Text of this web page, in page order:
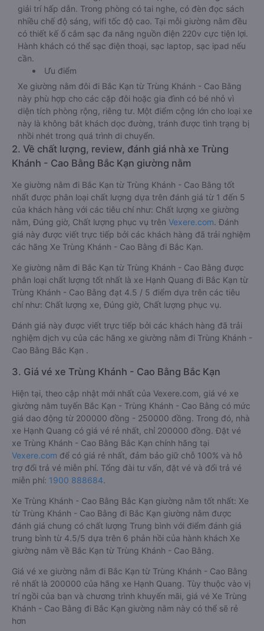
giải trí hấp dẫn. Trong phòng có tai nghe, có đèn đọc sách
nhiều chế độ sáng, wifi tốc độ cao. Tại mỗi giường nằm đều
có thiết kế ổ cắm sạc đa năng nguồn điện 220v cực tiện lợi.
Hành khách có thể sạc điện thoại, sạc laptop, sạc ipad nếu
cần.
Ưu điểm
Xe giường nằm đôi đi Bắc Kạn từ Trùng Khánh - Cao Bằng
này phù hợp cho các cặp đôi hoặc gia đình có bé nhỏ vì
diện tích phòng rộng, riêng tư. Một điểm cộng lớn cho loại xe
này là không bắt khách dọc đường, tránh được tình trạng bị
nhồi nhét trong quá trình di chuyển.
2. Về chất lượng, review, đánh giá nhà xe Trùng
Khánh - Cao Bằng Bắc Kạn giường nằm
Xe giường nằm đi Bắc Kạn từ Trùng Khánh - Cao Bằng tốt
nhất được phân loại chất lượng dựa trên đánh giá từ 1 đến 5
của khách hàng với các tiêu chí như: Chất lượng xe giường
nằm, Đúng giờ, Chất lượng phục vụ trên Vexere.com. Đánh
giá này được viết trực tiếp bởi các khách hàng đã trải nghiệm
các hãng Xe Trùng Khánh - Cao Bằng đi Bắc Kạn.
Xe giường nằm đi Bắc Kạn từ Trùng Khánh - Cao Bằng được
phân loại chất lượng tốt nhất là xe Hạnh Quang đi Bắc Kạn từ
Trùng Khánh - Cao Bằng đạt 4.5 / 5 điểm dựa trên các tiêu
chí như: Chất lượng xe, Đúng giờ, Chất lượng phục vụ.
Đánh giá này được viết trực tiếp bởi các khách hàng đã trải
nghiệm dịch vụ của các hãng xe giường nằm đi Trùng Khánh -
Cao Bằng Bắc Kạn .
3. Giá vé xe Trùng Khánh - Cao Bằng Bắc Kạn
Hiện tại, theo cập nhật mới nhất của Vexere.com, giá vé xe
giường nằm tuyến Bắc Kạn - Trùng Khánh - Cao Bằng có mức
giá dao động từ 200000 đồng - 250000 đồng. Trong đó, nhà
xe Hạnh Quang có giá vé rẻ nhất, chỉ 200000 đồng. Đặt vé
xe Trùng Khánh - Cao Bằng Bắc Kạn chính hãng tại
Vexere.com để có giá rẻ nhất, đảm bảo giữ chỗ 100% và hỗ
trợ đổi trả vé miễn phí. Tổng đài tư vấn, đặt vé và đổi trả vé
miễn phí: 1900 888684.
Xe Trùng Khánh - Cao Bằng Bắc Kạn giường nằm tốt nhất: Xe
từ Trùng Khánh - Cao Bằng đi Bắc Kạn giường nằm được
đánh giá chung có chất lượng Trung bình với điểm đánh giá
trung bình từ 4.5/5 dựa trên 6 phản hồi của hành khách Xe
giường nằm về Bắc Kạn từ Trùng Khánh - Cao Bằng.
Giá vé xe giường nằm đi Bắc Kạn từ Trùng Khánh - Cao Bằng
rẻ nhất là 200000 của hãng xe Hạnh Quang. Tùy thuộc vào vị
trí ngồi của bạn và chương trình khuyến mãi, giá vé Xe Trùng
Khánh - Cao Bằng đi Bắc Kạn giường nằm này có thể sẽ rẻ
hơn